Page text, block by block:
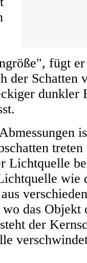
fügt
der Schatten
dunkler
Lichtquelle
wie
das Objekt
der